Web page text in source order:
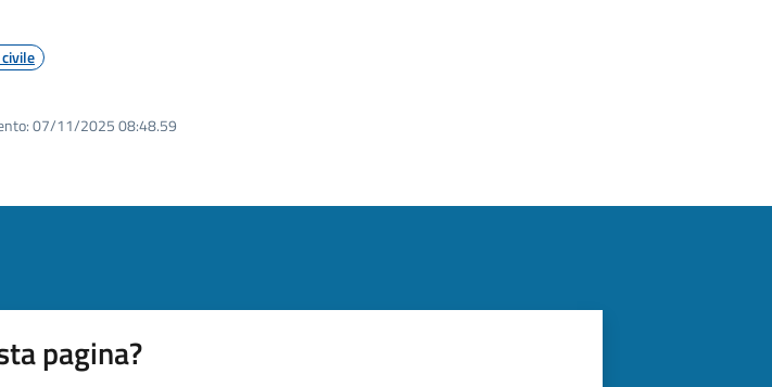
07/11/2025 08:48.59
pagina?